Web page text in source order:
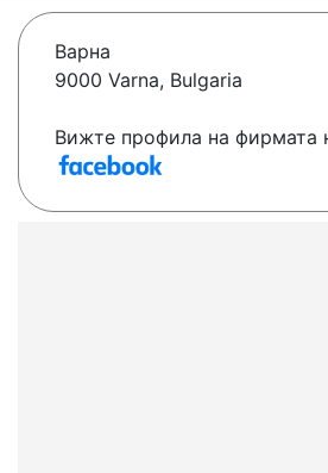
Варна
9000 Varna, Bulgaria
Вижте профила на фирмата